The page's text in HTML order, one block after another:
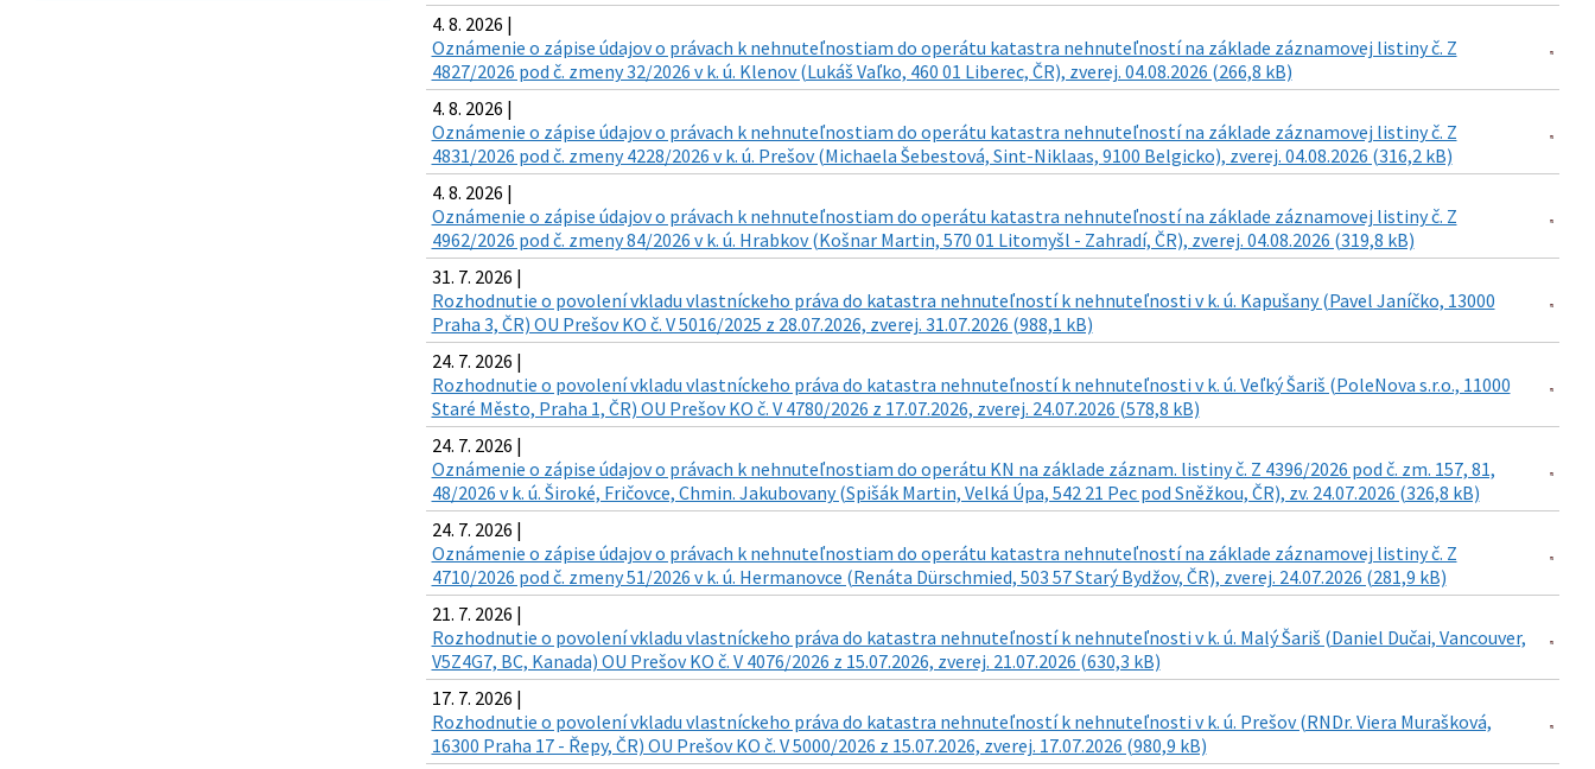
4. 8. 2026 |
Oznámenie o zápise údajov o právach k nehnuteľnostiam do operátu katastra nehnuteľností na základe záznamovej listiny č. Z
4827/2026 pod č. zmeny 32/2026 v k. ú. Klenov (Lukáš Vaľko, 460 01 Liberec, ČR), zverej. 04.08.2026 (266,8 kB)
4. 8. 2026 |
Oznámenie o zápise údajov o právach k nehnuteľnostiam do operátu katastra nehnuteľností na základe záznamovej listiny č. Z
4831/2026 pod č. zmeny 4228/2026 v k. ú. Prešov (Michaela Šebestová, Sint-Niklaas, 9100 Belgicko), zverej. 04.08.2026 (316,2 kB)
4. 8. 2026 |
Oznámenie o zápise údajov o právach k nehnuteľnostiam do operátu katastra nehnuteľností na základe záznamovej listiny č. Z
4962/2026 pod č. zmeny 84/2026 v k. ú. Hrabkov (Košnar Martin, 570 01 Litomyšl - Zahradí, ČR), zverej. 04.08.2026 (319,8 kB)
31. 7. 2026 |
Rozhodnutie o povolení vkladu vlastníckeho práva do katastra nehnuteľností k nehnuteľnosti v k. ú. Kapušany (Pavel Janíčko, 13000
Praha 3, ČR) OU Prešov KO č. V 5016/2025 z 28.07.2026, zverej. 31.07.2026 (988,1 kB)
24. 7. 2026 |
Rozhodnutie o povolení vkladu vlastníckeho práva do katastra nehnuteľností k nehnuteľnosti v k. ú. Veľký Šariš (PoleNova s.r.o., 11000
Staré Město, Praha 1, ČR) OU Prešov KO č. V 4780/2026 z 17.07.2026, zverej. 24.07.2026 (578,8 kB)
24. 7. 2026 |
Oznámenie o zápise údajov o právach k nehnuteľnostiam do operátu KN na základe záznam. listiny č. Z 4396/2026 pod č. zm. 157, 81,
48/2026 v k. ú. Široké, Fričovce, Chmin. Jakubovany (Spišák Martin, Velká Úpa, 542 21 Pec pod Sněžkou, ČR), zv. 24.07.2026 (326,8 kB)
24. 7. 2026 |
Oznámenie o zápise údajov o právach k nehnuteľnostiam do operátu katastra nehnuteľností na základe záznamovej listiny č. Z
4710/2026 pod č. zmeny 51/2026 v k. ú. Hermanovce (Renáta Dürschmied, 503 57 Starý Bydžov, ČR), zverej. 24.07.2026 (281,9 kB)
21. 7. 2026 |
Rozhodnutie o povolení vkladu vlastníckeho práva do katastra nehnuteľností k nehnuteľnosti v k. ú. Malý Šariš (Daniel Dučai, Vancouver,
V5Z4G7, BC, Kanada) OU Prešov KO č. V 4076/2026 z 15.07.2026, zverej. 21.07.2026 (630,3 kB)
17. 7. 2026 |
Rozhodnutie o povolení vkladu vlastníckeho práva do katastra nehnuteľností k nehnuteľnosti v k. ú. Prešov (RNDr. Viera Murašková,
16300 Praha 17 - Řepy, ČR) OU Prešov KO č. V 5000/2026 z 15.07.2026, zverej. 17.07.2026 (980,9 kB)